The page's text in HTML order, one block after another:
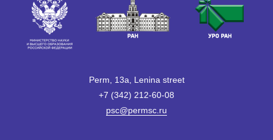
Perm, 13a, Lenina street
+7 (342) 212-60-08
psc@permsc.ru